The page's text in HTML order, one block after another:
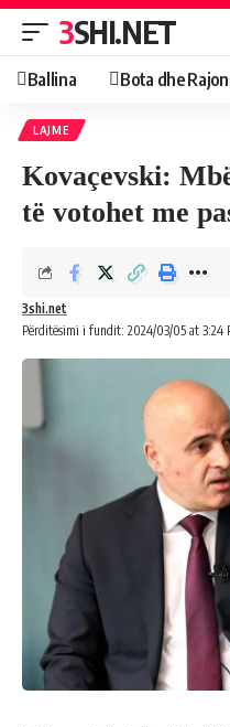
3SHI.NET
Ballina Bota dhe
LAJME
Kovaçevski:
të votohet me
Përditësimi i fundit: 2024/03/05 at 3:24
3shi.net